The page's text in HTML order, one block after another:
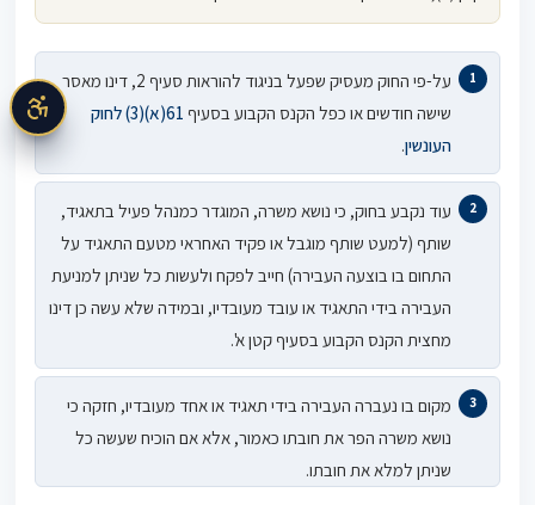
על-פי החוק מעסיק שפעל בניגוד להוראות סעיף 2, דינו מאסר
שישה חודשים או כפל הקנס הקבוע בסעיף
61(א)(3) לחוק
העונשין.
עוד נקבע בחוק, כי נושא משרה, המוגדר כמנהל פעיל בתאגיד,
שותף (למעט שותף מוגבל או פקיד האחראי מטעם התאגיד על
התחום בו בוצעה העבירה) חייב לפקח ולעשות כל שניתן למניעת
העבירה בידי התאגיד או עובד מעובדיו, ובמידה שלא עשה כן דינו
מחצית הקנס הקבוע בסעיף קטן א'.
מקום בו נעברה העבירה בידי תאגיד או אחד מעובדיו, חזקה כי
נושא משרה הפר את חובתו כאמור, אלא אם הוכיח שעשה כל
שניתן למלא את חובתו.